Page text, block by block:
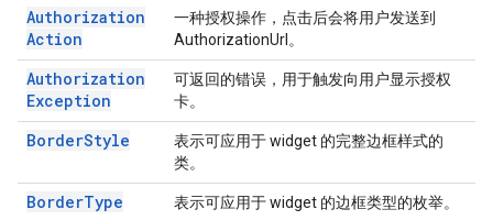
Authorization
Action
一种授权操作，点击后会将用户发送到
AuthorizationUrl。
Authorization
Exception
可返回的错误，用于触发向用户显示授权
卡。
BorderStyle
表示可应用于 widget 的完整边框样式的
类。
BorderType 表示可应用于 widget 的边框类型的枚举。